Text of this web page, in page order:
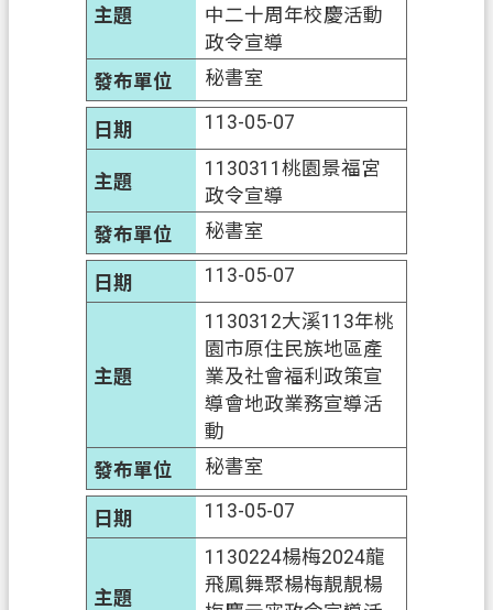
中二十周年校慶活動
政令宣導
秘書室
113-05-07
1130311桃園景福宮
政令宣導
秘書室
113-05-07
1130312大溪113年桃
園市原住民族地區產
業及社會福利政策宣
導會地政業務宣導活
動
秘書室
113-05-07
1130224楊梅2024龍
飛鳳舞聚楊梅靚靚楊